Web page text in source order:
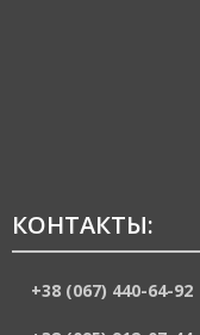
КОНТАКТЫ:
+38 (067) 440-64-92